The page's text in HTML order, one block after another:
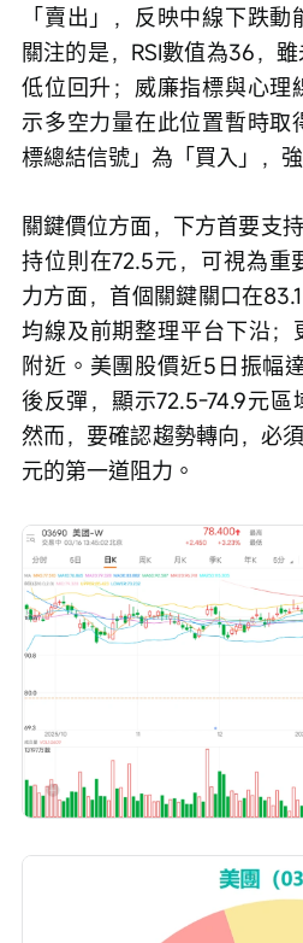
「賣出」，反映中線下跌
關注的是，RSI數值為36，
低位回升；威廉指標與心理
示多空力量在此位置暫時取
標總結信號」為「買入」，
關鍵價位方面，下方首要支
持位則在72.5元，可視為重
力方面，首個關鍵關口在
均線及前期整理平台下沿；
附近。美團股價近5日振幅
後反彈，顯示72.5-74.9元區
然而，要確認趨勢轉向，必
元的第一道阻力。